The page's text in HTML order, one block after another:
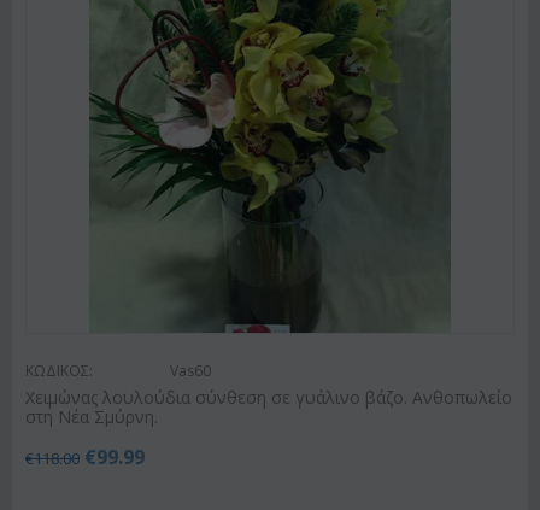
ΚΩΔΙΚΟΣ: Vas60
Χειμώνας λουλούδια σύνθεση σε γυάλινο βάζο. Ανθοπωλείο
στη Νέα Σμύρνη.
€118.00 €99.99